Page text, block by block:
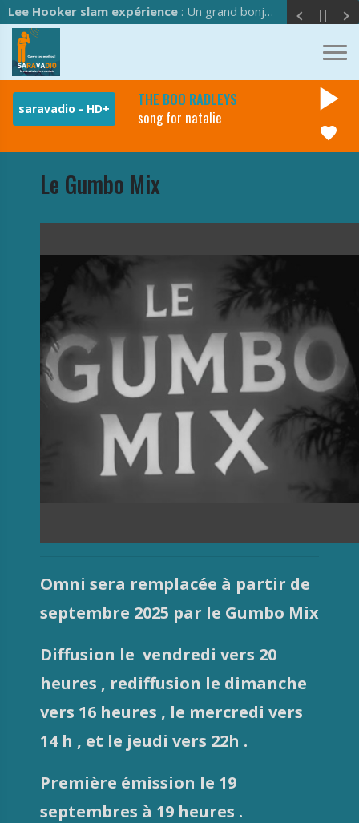
Lee Hooker slam expérience : Un grand bonjour à l'équipe de Saravadio !
THE BOO RADLEYS
song for natalie
play_arrow
favorite
Le Gumbo Mix
Omni sera remplacée à partir de
septembre 2025 par le Gumbo Mix
Diffusion le vendredi vers 20
heures , rediffusion le dimanche
vers 16 heures , le mercredi vers
14 h , et le jeudi vers 22h .
Première émission le 19
septembres à 19 heures .